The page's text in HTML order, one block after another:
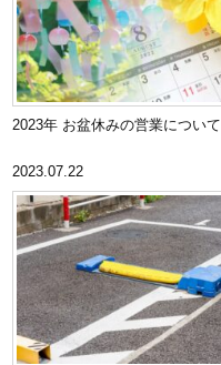
2023年 お盆休みの営業について
2023.07.22